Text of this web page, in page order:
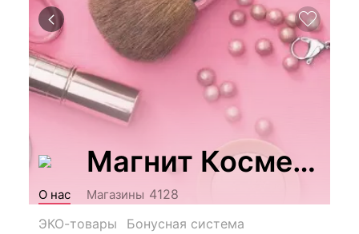
Магнит Косметик
О нас Магазины 4128
ЭКО-товары
Бонусная система